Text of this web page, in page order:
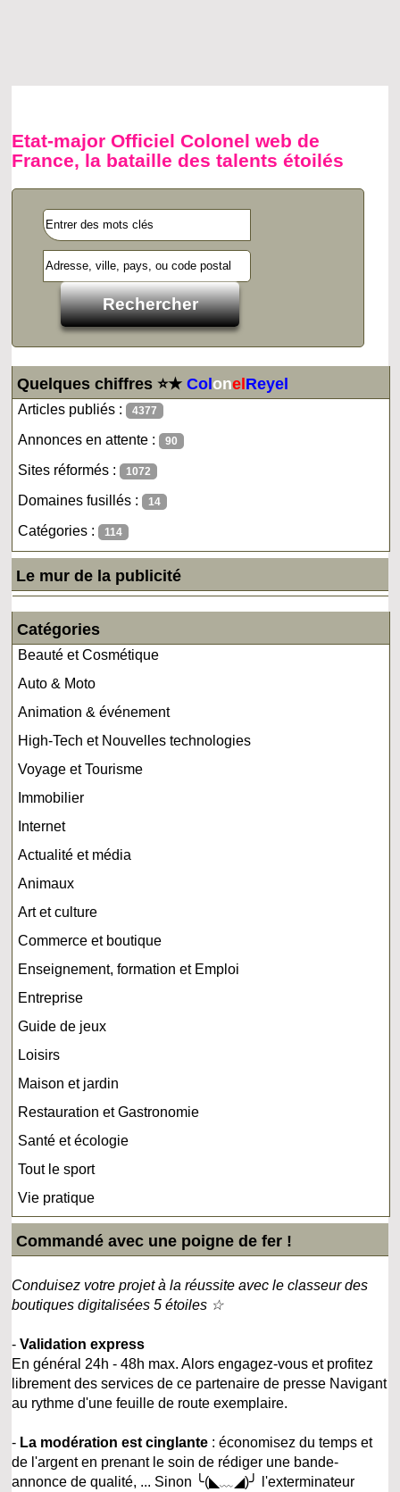
Etat-major Officiel Colonel web de
France, la bataille des talents étoilés
Quelques chiffres ⭐★ColonelReyel
Articles publiés : 4377
Annonces en attente : 90
Sites réformés : 1072
Domaines fusillés : 14
Catégories : 114
Le mur de la publicité
Catégories
Beauté et Cosmétique
Auto & Moto
Animation & événement
High-Tech et Nouvelles technologies
Voyage et Tourisme
Immobilier
Internet
Actualité et média
Animaux
Art et culture
Commerce et boutique
Enseignement, formation et Emploi
Entreprise
Guide de jeux
Loisirs
Maison et jardin
Restauration et Gastronomie
Santé et écologie
Tout le sport
Vie pratique
Commandé avec une poigne de fer !
Conduisez votre projet à la réussite avec le classeur des
boutiques digitalisées 5 étoiles ☆
-Validation express
En général 24h - 48h max. Alors engagez-vous et profitez
librement des services de ce partenaire de presse Navigant
au rythme d'une feuille de route exemplaire.
- La modération est cinglante : économisez du temps et
de l'argent en prenant le soin de rédiger une bande-
annonce de qualité, ... Sinon ╰(◣﹏◢)╯ l'exterminateur